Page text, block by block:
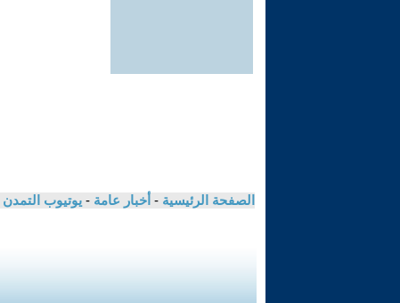
الصفحة الرئيسية - أخبار عامة - يوتيوب التمدن